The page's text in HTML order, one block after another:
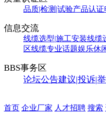
品质|检测|试验产品认证
信息交流
线缆选型|施工安装线缆
区线缆专业话题娱乐休
BBS事务区
论坛公告建议|投诉|
首页 企业厂家 人才招聘 搜索